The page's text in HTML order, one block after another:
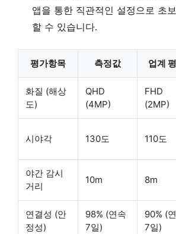
앱을 통한 직관적인 설정으로 초
할 수 있습니다.
평가항목 측정값 업계
화질 (해상
도)
QHD
(4MP)
FHD
(2MP)
시야각 130도 110도
야간 감시
거리
10m 8m
연결성 (안
정성)
98% (연속
7일)
90% (
7일)